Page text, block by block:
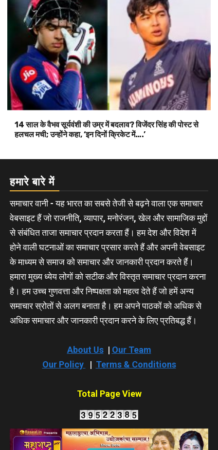
14 साल के वैभव सूर्यवंशी की उम्र में बदलाव? विजेंदर सिंह की पोस्ट से
हलचल मची; उन्होंने कहा, ‘इन दिनों क्रिकेट में….’
हमारे बारे में
समाचार वानी - यह भारत का सबसे तेजी से बढ़ने वाला एक समाचार
वेबसाइट हैं जो राजनीति, व्यापार, मनोरंजन, खेल और सामाजिक मुद्दों
से संबंधित ताजा समाचार प्रदान करता हैं। हम देश और विदेश में
होने वाली घटनाओं का समाचार प्रसार करते हैं और अपनी वेबसाइट
के माध्यम से समाज को समाचार और जानकारी प्रदान करते हैं।
हमारा मुख्य ध्येय लोगों को सटीक और विस्तृत समाचार प्रदान करना
है। हम उच्च गुणवत्ता और निष्पक्षता को महत्व देते हैं जो हमें अन्य
समाचार स्रोतों से अलग बनाता है। हम अपने पाठकों को अधिक से
अधिक समाचार और जानकारी प्रदान करने के लिए प्रतिबद्ध हैं।
About Us| Our Team
Our Policy
| Terms & Conditions
Total Page View